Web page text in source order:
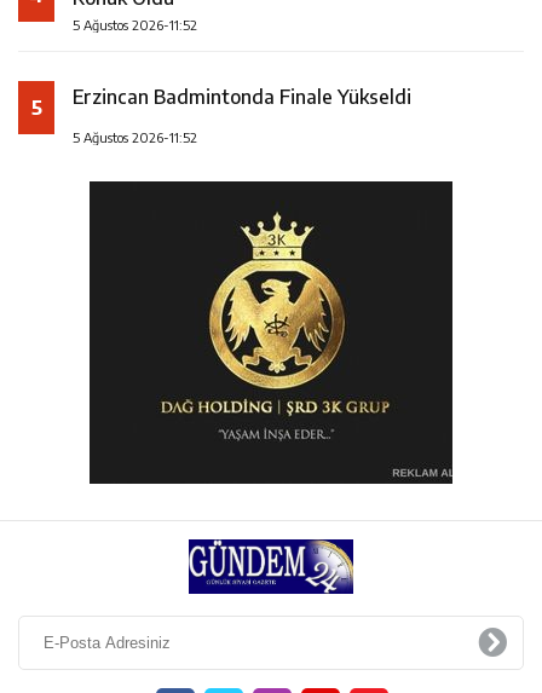
5 Ağustos 2026-11:52
5 Erzincan Badmintonda Finale Yükseldi
5 Ağustos 2026-11:52